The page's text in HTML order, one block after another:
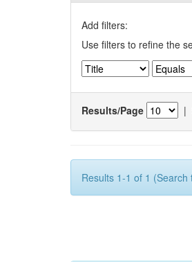
Add filters:
Use filters to refine the
Results/Page |
Results 1-1 of 1